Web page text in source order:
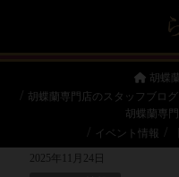
胡蝶
胡蝶蘭専門店のスタッフブロ
胡蝶蘭専
イベント情報
2025年11月24日